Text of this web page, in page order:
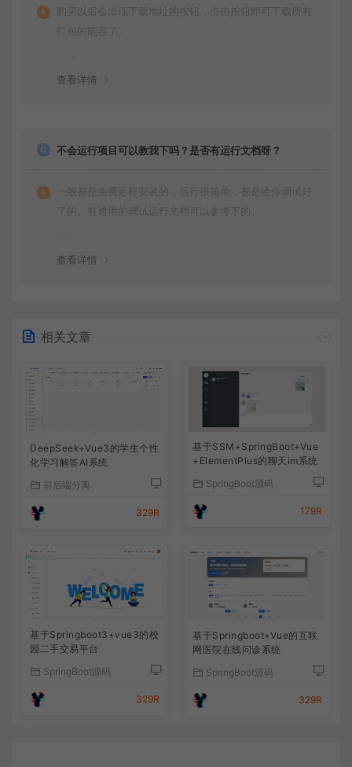
购买以后会出现下载地址的按钮，点击按钮即可下载所有
打包的能容了。
查看详情
不会运行项目可以教我下吗？是否有运行文档呀？
一般都是免费远程安装的，运行很简单，都是给你调试好
了的。有通用的调试运行文档可以参考下的。
查看详情
相关文章
DeepSeek+Vue3的学生个性
化学习解答AI系统
前后端分离
329R
基于SSM+SpringBoot+Vue
+ElementPlus的聊天im系统
SpringBoot源码
179R
基于Springboot3+vue3的校
园二手交易平台
SpringBoot源码
329R
基于Springboot+Vue的互联
网医院在线问诊系统
SpringBoot源码
329R